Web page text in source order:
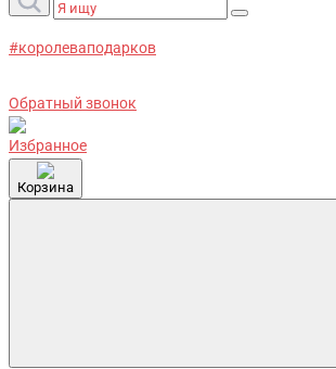
#королеваподарков
Обратный звонок
Избранное
Корзина